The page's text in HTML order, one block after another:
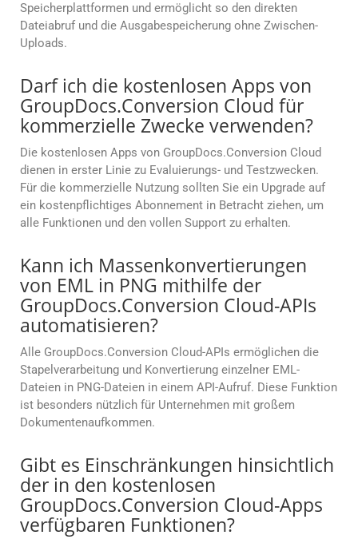
Speicherplattformen und ermöglicht so den direkten
Dateiabruf und die Ausgabespeicherung ohne Zwischen-
Uploads.
Darf ich die kostenlosen Apps von
GroupDocs.Conversion Cloud für
kommerzielle Zwecke verwenden?
Die kostenlosen Apps von GroupDocs.Conversion Cloud
dienen in erster Linie zu Evaluierungs- und Testzwecken.
Für die kommerzielle Nutzung sollten Sie ein Upgrade auf
ein kostenpflichtiges Abonnement in Betracht ziehen, um
alle Funktionen und den vollen Support zu erhalten.
Kann ich Massenkonvertierungen
von EML in PNG mithilfe der
GroupDocs.Conversion Cloud-APIs
automatisieren?
Alle GroupDocs.Conversion Cloud-APIs ermöglichen die
Stapelverarbeitung und Konvertierung einzelner EML-
Dateien in PNG-Dateien in einem API-Aufruf. Diese Funktion
ist besonders nützlich für Unternehmen mit großem
Dokumentenaufkommen.
Gibt es Einschränkungen hinsichtlich
der in den kostenlosen
GroupDocs.Conversion Cloud-Apps
verfügbaren Funktionen?